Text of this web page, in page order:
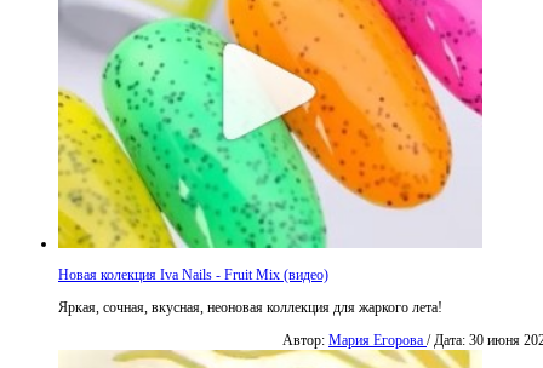
Новая колекция Iva Nails - Fruit Mix (видео)
Яркая, сочная, вкусная, неоновая коллекция для жаркого лета!
Автор: Мария Егорова / Дата: 30 июня